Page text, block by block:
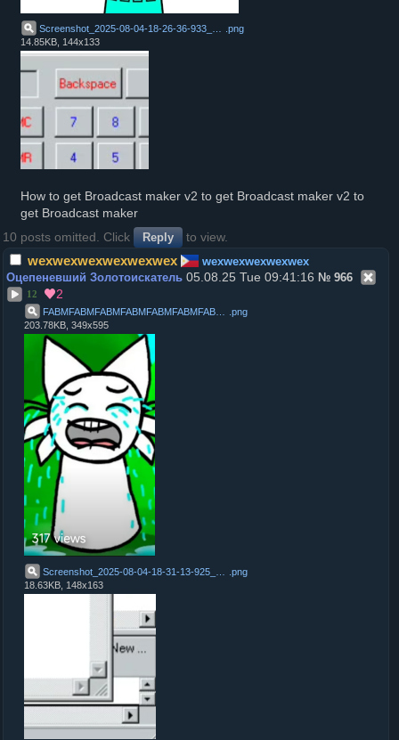
png
14.85KB, 144x133
How to get Broadcast maker v2 to get Broadcast maker v2 to
get Broadcast maker
10 posts omitted. Click
Reply to view.
wexwexwexwexwexwex
wexwexwexwexwex
Оцепеневший Золотоискатель 05.08.25 Tue 09:41:16 № 966
12 2
png
203.78KB, 349x595
png
18.63KB, 148x163